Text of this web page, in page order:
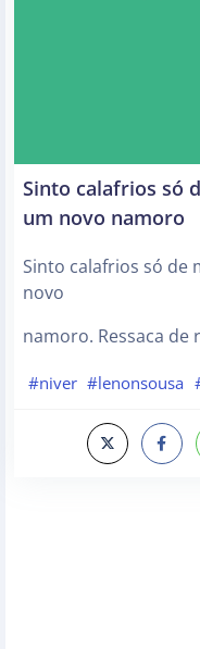
Sinto calafrios só
um novo namoro
Sinto calafrios só de
novo
namoro. Ressaca
#niver #lenonsousa